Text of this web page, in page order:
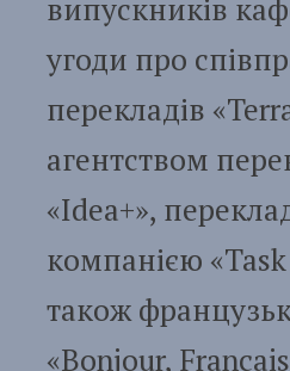
випускників
угоди про
перекладів
агентством
«Idea+»,
компанією «Task
також
«Bonjour,